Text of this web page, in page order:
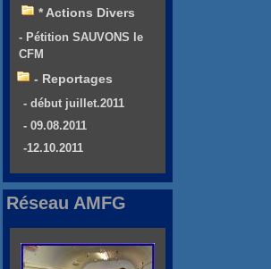
* Actions Divers
- Pétition SAUVONS le
CFM
- Reportages
- début juillet.2011
- 09.08.2011
-12.10.2011
Réseau AMFG